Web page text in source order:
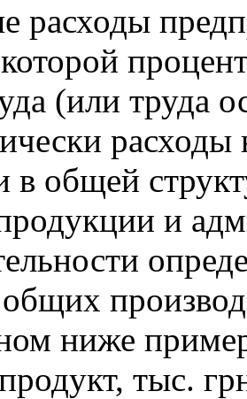
расходы
(или труда
общей
и
ниже
тыс.